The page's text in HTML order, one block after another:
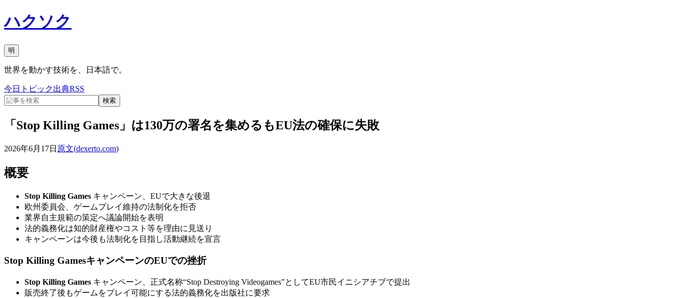
ハクソク
明
世界を動かす技術を、日本語で。
今日 トピック出典RSS
検索
「Stop Killing Games」は130万の署名を集めるもEU法の確保に失敗
2026年6月17日 原文(dexerto.com)
概要
Stop Killing Games キャンペーン、EUで大きな後退
欧州委員会、ゲームプレイ維持の法制化を拒否
業界自主規範の策定へ議論開始を表明
法的義務化は知的財産権やコスト等を理由に見送り
キャンペーンは今後も法制化を目指し活動継続を宣言
Stop Killing GamesキャンペーンのEUでの挫折
Stop Killing Games キャンペーン、正式名称“Stop Destroying Videogames”としてEU市民イニシアチブで提出
販売終了後もゲームをプレイ可能にする法的義務化を出版社に要求